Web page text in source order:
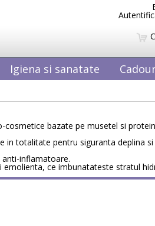
Igiena si sanatate
bazate pe musetel si
totalitate pentru siguranta deplina
inflamatoare.
ce imbunatateste stratul